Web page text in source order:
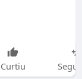
Curtiu